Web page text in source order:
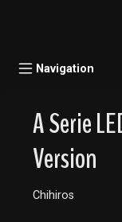
Navigation
A Serie
Version
Chihiros